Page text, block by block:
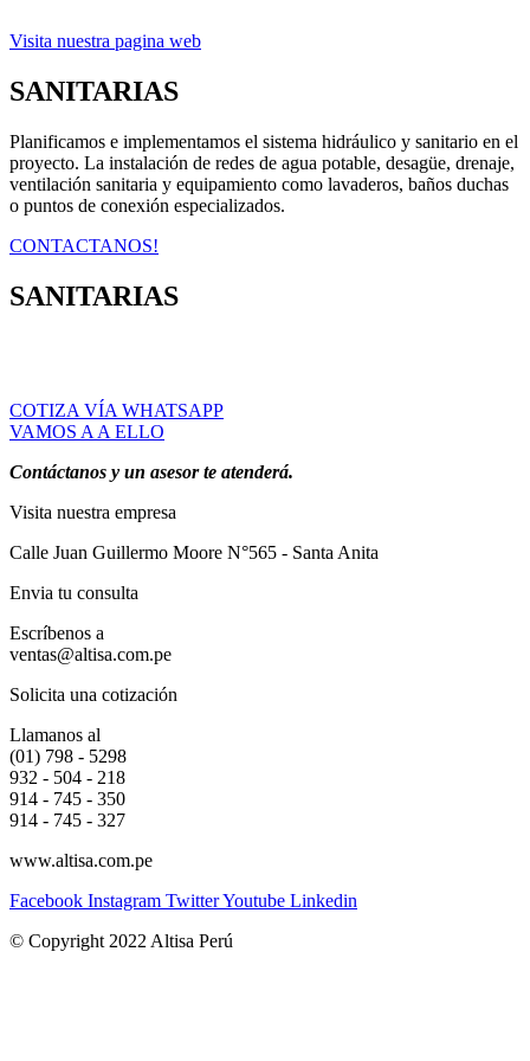
Visita nuestra pagina web
SANITARIAS
Planificamos e implementamos el sistema hidráulico y sanitario en el
proyecto. La instalación de redes de agua potable, desagüe, drenaje,
ventilación sanitaria y equipamiento como lavaderos, baños duchas
o puntos de conexión especializados.
CONTACTANOS!
SANITARIAS
COTIZA VÍA WHATSAPP
VAMOS A A ELLO
Contáctanos y un asesor te atenderá.
Visita nuestra empresa
Calle Juan Guillermo Moore N°565 - Santa Anita
Envia tu consulta
Escríbenos a
ventas@altisa.com.pe
Solicita una cotización
Llamanos al
(01) 798 - 5298
932 - 504 - 218
914 - 745 - 350
914 - 745 - 327
www.altisa.com.pe
Facebook Instagram TwitterYoutube Linkedin
© Copyright 2022 Altisa Perú